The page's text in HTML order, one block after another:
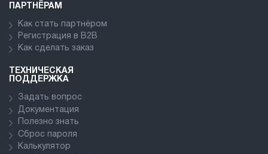
ПАРТНЁРАМ
Как стать партнёром
Регистрация в В2В
Как сделать заказ
ТЕХНИЧЕСКАЯ
ПОДДЕРЖКА
Задать вопрос
Документация
Полезно знать
Сброс пароля
Калькулятор